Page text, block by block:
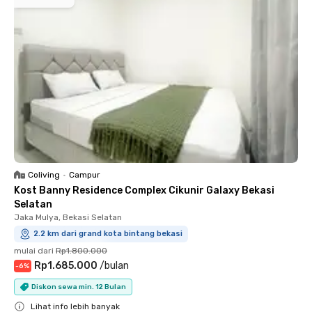
Coliving • Campur
Kost Banny Residence Complex Cikunir Galaxy Bekasi
Selatan
Jaka Mulya, Bekasi Selatan
2.2 km dari grand kota bintang bekasi
mulai dari Rp1.800.000
-6% Rp1.685.000 /bulan
Diskon sewa min. 12 Bulan
Lihat info lebih banyak